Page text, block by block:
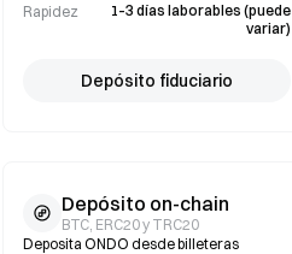
Rapidez
1–3 días laborables (puede
variar)
Depósito fiduciario
Depósito on-chain
BTC, ERC20 y TRC20
Deposita ONDO desde billeteras